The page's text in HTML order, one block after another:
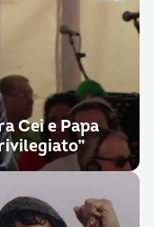
Cei e Papa